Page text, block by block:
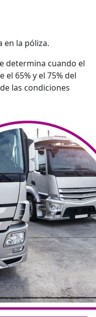
en la póliza.
determina cuando el
65% y el 75% del
las condiciones